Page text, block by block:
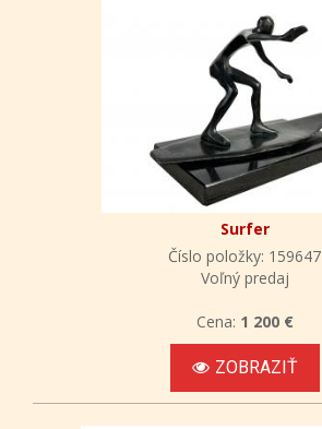
Surfer
Číslo položky: 159647
Voľný predaj
Cena: 1 200 €
ZOBRAZIŤ